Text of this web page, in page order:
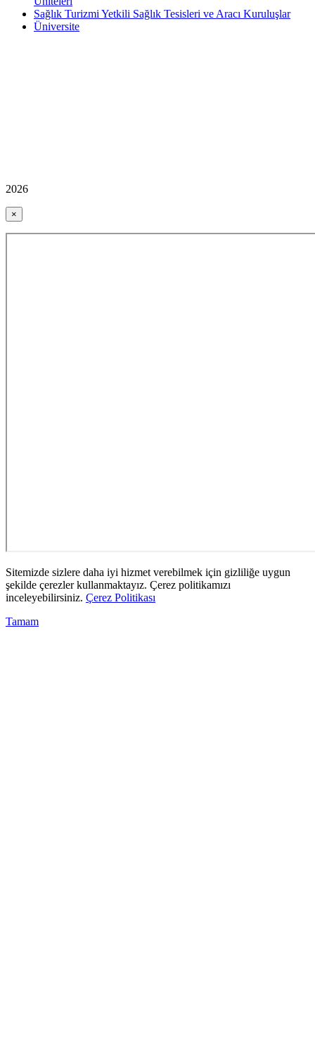
Sağlık Turizmi Yetkili Sağlık Tesisleri ve Aracı Kuruluşlar
Üniversite
2026
×
Sitemizde sizlere daha iyi hizmet verebilmek için gizliliğe uygun
şekilde çerezler kullanmaktayız. Çerez politikamızı
inceleyebilirsiniz. Çerez Politikası
Tamam